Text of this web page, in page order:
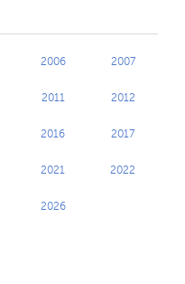
2006 2007
2011 2012
2016 2017
2021 2022
2026